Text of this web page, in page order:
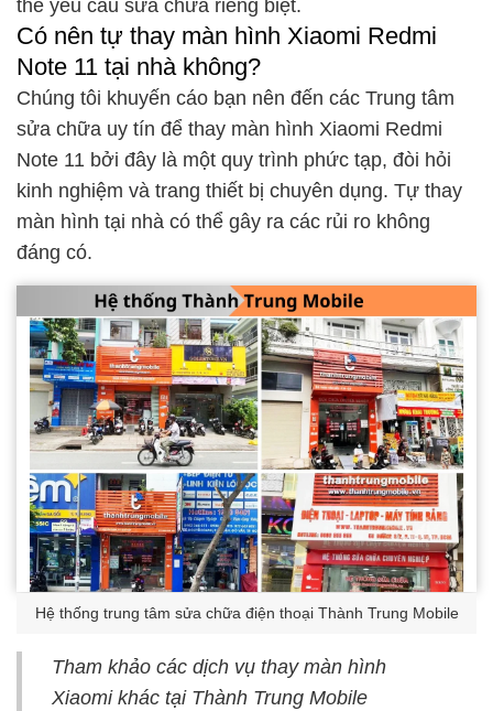
thể yêu cầu sửa chữa riêng biệt.
Có nên tự thay màn hình Xiaomi Redmi
Note 11 tại nhà không?
Chúng tôi khuyến cáo bạn nên đến các Trung tâm
sửa chữa uy tín để thay màn hình Xiaomi Redmi
Note 11 bởi đây là một quy trình phức tạp, đòi hỏi
kinh nghiệm và trang thiết bị chuyên dụng. Tự thay
màn hình tại nhà có thể gây ra các rủi ro không
đáng có.
Hệ thống trung tâm sửa chữa điện thoại Thành Trung Mobile
Tham khảo các dịch vụ thay màn hình
Xiaomi khác tại Thành Trung Mobile